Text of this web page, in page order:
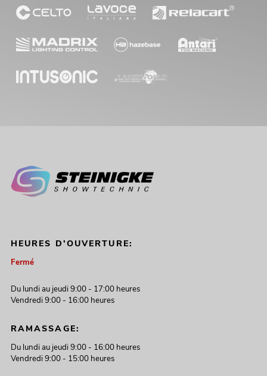
HEURES D'OUVERTURE:
Fermé
Du lundi au jeudi 9:00 - 17:00 heures
Vendredi 9:00 - 16:00 heures
RAMASSAGE:
Du lundi au jeudi 9:00 - 16:00 heures
Vendredi 9:00 - 15:00 heures